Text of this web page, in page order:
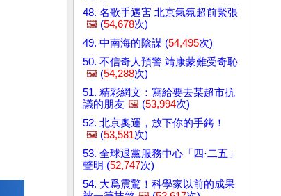
48. 名歌手遇害 北京氣氛超前緊張
🖼️ (54,678次)
49. 中南海的陰謀 (54,495次)
50. 不信奇人預警 靖康蒙難受奇恥
🖼️ (54,288次)
51. 精彩網文：寫給要去某超市抗
議的朋友 🖼️ (53,994次)
52. 北京奧運，放下你的手銬！
🖼️ (53,581次)
53. 全球退黨服務中心「四·二五」
聲明 (52,747次)
54. 大爲震驚！科學家以前的成果